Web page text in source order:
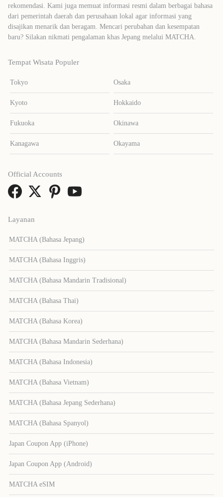
rekomendasi. Kami juga memuat informasi resmi dalam berbagai bahasa
dari pemerintah daerah dan perusahaan lokal agar informasi yang
disajikan menarik dan beragam. Mencari perubahan dan kesempatan
baru? Silakan nikmati pengalaman khas Jepang melalui MATCHA.
Tempat Wisata Populer
Tokyo Osaka
Kyoto Hokkaido
Fukuoka Okinawa
Kanagawa Okayama
Layanan
MATCHA (Bahasa Jepang)
MATCHA (Bahasa Inggris)
MATCHA (Bahasa Mandarin Tradisional)
MATCHA (Bahasa Thai)
MATCHA (Bahasa Korea)
MATCHA (Bahasa Mandarin Sederhana)
MATCHA (Bahasa Indonesia)
MATCHA (Bahasa Vietnam)
MATCHA (Bahasa Jepang Sederhana)
MATCHA (Bahasa Spanyol)
Japan Coupon App (iPhone)
Japan Coupon App (Android)
MATCHA eSIM
Official Accounts